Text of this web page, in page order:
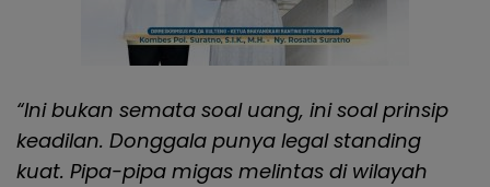
“Ini bukan semata soal uang, ini soal prinsip
keadilan. Donggala punya legal standing
kuat. Pipa-pipa migas melintas di wilayah